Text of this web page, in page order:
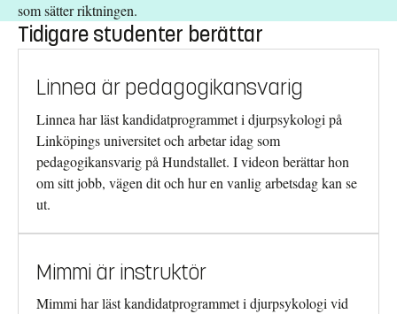
som sätter riktningen.
Tidigare studenter berättar
Linnea är pedagogikansvarig
Linnea har läst kandidatprogrammet i djurpsykologi på
Linköpings universitet och arbetar idag som
pedagogikansvarig på Hundstallet. I videon berättar hon
om sitt jobb, vägen dit och hur en vanlig arbetsdag kan se
ut.
Mimmi är instruktör
Mimmi har läst kandidatprogrammet i djurpsykologi vid